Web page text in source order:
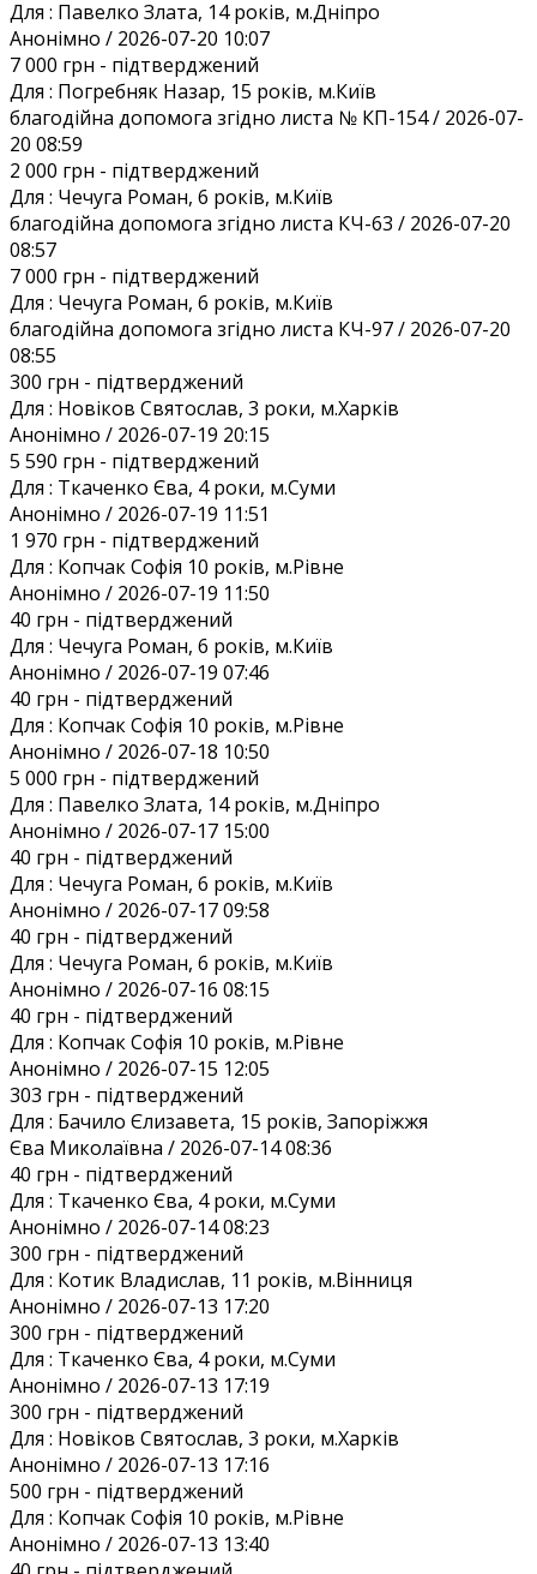
Для : Павелко Злата, 14 років, м.Дніпро
Анонiмно / 2026-07-20 10:07
7 000 грн - підтверджений
Для : Погребняк Назар, 15 років, м.Київ
благодійна допомога згідно листа № КП-154 / 2026-07-
20 08:59
2 000 грн - підтверджений
Для : Чечуга Роман, 6 років, м.Київ
благодійна допомога згідно листа КЧ-63 / 2026-07-20
08:57
7 000 грн - підтверджений
Для : Чечуга Роман, 6 років, м.Київ
благодійна допомога згідно листа КЧ-97 / 2026-07-20
08:55
300 грн - підтверджений
Для : Новіков Святослав, 3 роки, м.Харків
Анонiмно / 2026-07-19 20:15
5 590 грн - підтверджений
Для : Ткаченко Єва, 4 роки, м.Суми
Анонiмно / 2026-07-19 11:51
1 970 грн - підтверджений
Для : Копчак Софія 10 років, м.Рівне
Анонiмно / 2026-07-19 11:50
40 грн - підтверджений
Для : Чечуга Роман, 6 років, м.Київ
Анонiмно / 2026-07-19 07:46
40 грн - підтверджений
Для : Копчак Софія 10 років, м.Рівне
Анонiмно / 2026-07-18 10:50
5 000 грн - підтверджений
Для : Павелко Злата, 14 років, м.Дніпро
Анонiмно / 2026-07-17 15:00
40 грн - підтверджений
Для : Чечуга Роман, 6 років, м.Київ
Анонiмно / 2026-07-17 09:58
40 грн - підтверджений
Для : Чечуга Роман, 6 років, м.Київ
Анонiмно / 2026-07-16 08:15
40 грн - підтверджений
Для : Копчак Софія 10 років, м.Рівне
Анонiмно / 2026-07-15 12:05
303 грн - підтверджений
Для : Бачило Єлизавета, 15 років, Запоріжжя
Єва Миколаївна / 2026-07-14 08:36
40 грн - підтверджений
Для : Ткаченко Єва, 4 роки, м.Суми
Анонiмно / 2026-07-14 08:23
300 грн - підтверджений
Для : Котик Владислав, 11 років, м.Вінниця
Анонiмно / 2026-07-13 17:20
300 грн - підтверджений
Для : Ткаченко Єва, 4 роки, м.Суми
Анонiмно / 2026-07-13 17:19
300 грн - підтверджений
Для : Новіков Святослав, 3 роки, м.Харків
Анонiмно / 2026-07-13 17:16
500 грн - підтверджений
Для : Копчак Софія 10 років, м.Рівне
Анонiмно / 2026-07-13 13:40